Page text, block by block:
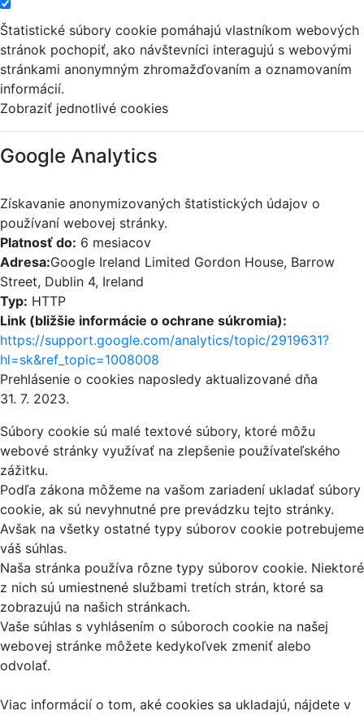
Štatistické súbory cookie pomáhajú vlastníkom webových
stránok pochopiť, ako návštevníci interagujú s webovými
stránkami anonymným zhromažďovaním a oznamovaním
informácií.
Zobraziť jednotlivé cookies
Google Analytics
Získavanie anonymizovaných štatistických údajov o
používaní webovej stránky.
Platnosť do: 6 mesiacov
Adresa:Google Ireland Limited Gordon House, Barrow
Street, Dublin 4, Ireland
Typ: HTTP
Link (bližšie informácie o ochrane súkromia):
https://support.google.com/analytics/topic/2919631?
hl=sk&ref_topic=1008008
Prehlásenie o cookies naposledy aktualizované dňa
31. 7. 2023.
Súbory cookie sú malé textové súbory, ktoré môžu
webové stránky využívať na zlepšenie používateľského
zážitku.
Podľa zákona môžeme na vašom zariadení ukladať súbory
cookie, ak sú nevyhnutné pre prevádzku tejto stránky.
Avšak na všetky ostatné typy súborov cookie potrebujeme
váš súhlas.
Naša stránka používa rôzne typy súborov cookie. Niektoré
z nich sú umiestnené službami tretích strán, ktoré sa
zobrazujú na našich stránkach.
Vaše súhlas s vyhlásením o súboroch cookie na našej
webovej stránke môžete kedykoľvek zmeniť alebo
odvolať.
Viac informácií o tom, aké cookies sa ukladajú, nájdete v